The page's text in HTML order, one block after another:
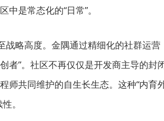
是常态化的“日常”。
战略高度。金隅通过精细化的社群运营
者”。社区不再仅仅是开发商主导的封
师共同维护的自生长生态。这种“内育
。